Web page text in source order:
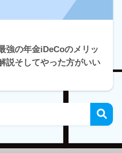
強の年金iDeCoのメリッ
説そしてやった方がいい